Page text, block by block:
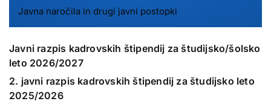
Javna naročila in drugi javni postopki
Javni razpis kadrovskih štipendij za študijsko/šolsko
leto 2026/2027
2. javni razpis kadrovskih štipendij za študijsko leto
2025/2026